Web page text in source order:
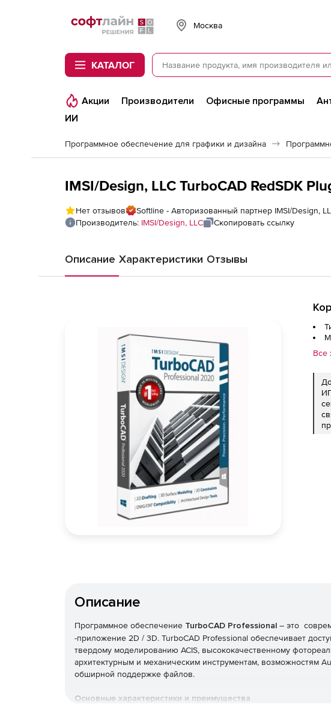
Softline
Москва
КАТАЛОГ
Акции Производители Офисные программы
ИИ
Программное обеспечение для графики и дизайна
IMSI/Design, LLC TurboCAD RedSDK
Нет отзывов
Softline - Авторизованный партнер IMSI/Design,
Производитель: IMSI/Design, LLC Скопировать ссылку
Описание Характеристики Отзывы
Все
Описание
Программное обеспечение TurboCAD Professional – это
-приложение 2D / 3D. TurboCAD Professional обеспечивает
твердому моделированию ACIS, высококачественному
архитектурным и механическим инструментам, возможностям
обширной поддержке файлов.
Основные характеристики и преимущества